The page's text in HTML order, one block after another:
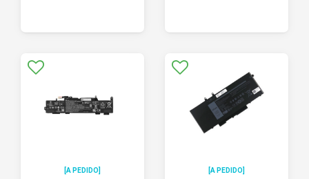
[A PEDIDO] [A PEDIDO]